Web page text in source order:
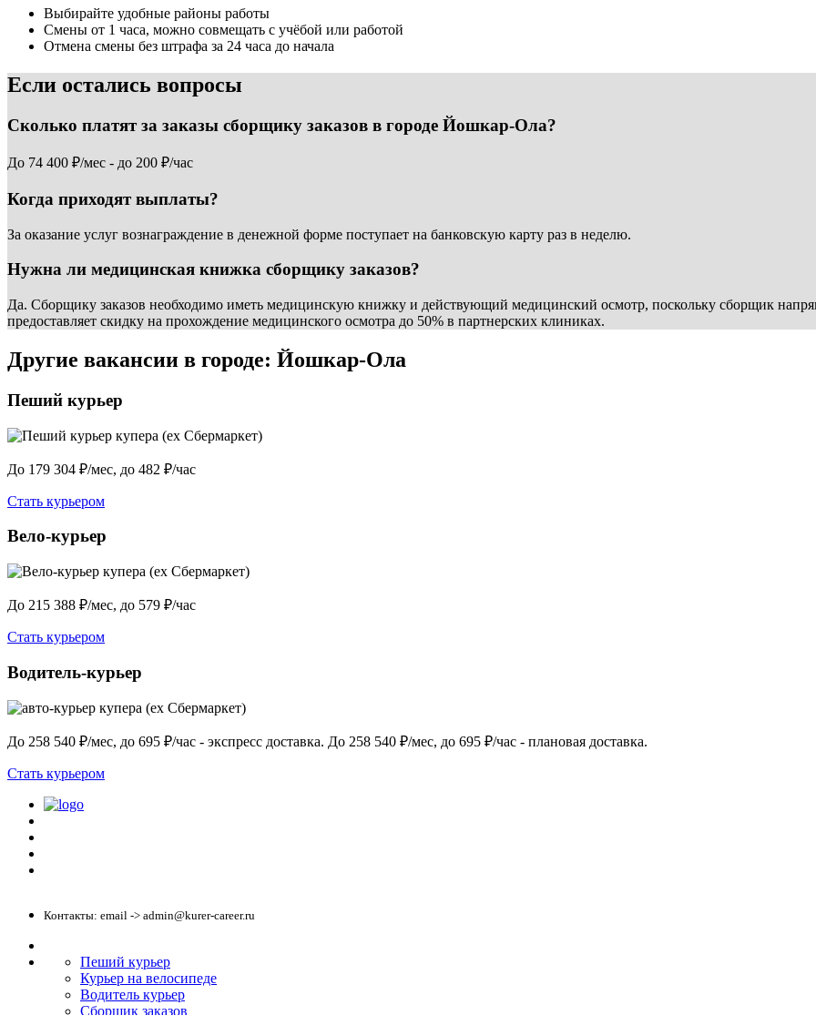
Выбирайте удобные районы работы
Смены от 1 часа, можно совмещать с учёбой или работой
Отмена смены без штрафа за 24 часа до начала
Если остались вопросы
Сколько платят за заказы сборщику заказов в городе Йошкар-Ола?
До 74 400 ₽/мес - до 200 ₽/час
Когда приходят выплаты?
За оказание услуг вознаграждение в денежной форме поступает на банковскую карту раз в неделю.
Нужна ли медицинская книжка сборщику заказов?
Да. Сборщику заказов необходимо иметь медицинскую книжку и действующий медицинский осмотр, поскольку сборщик
предоставляет скидку на прохождение медицинского осмотра до 50% в партнерских клиниках.
Другие вакансии в городе: Йошкар-Ола
Пеший курьер
До 179 304 ₽/мес, до 482 ₽/час
Стать курьером
Вело-курьер
До 215 388 ₽/мес, до 579 ₽/час
Стать курьером
Водитель-курьер
До 258 540 ₽/мес, до 695 ₽/час - экспресс доставка. До 258 540 ₽/мес, до 695 ₽/час - плановая доставка.
Стать курьером
Контакты: email -> admin@kurer-career.ru
Пеший курьер
Курьер на велосипеде
Водитель курьер
Сборщик заказов